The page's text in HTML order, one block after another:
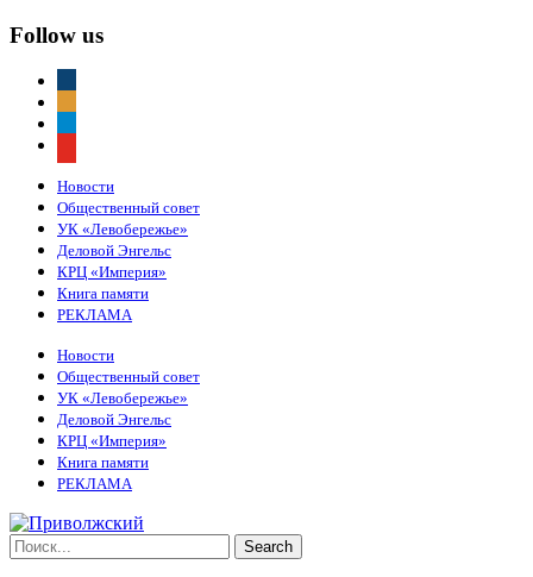
Follow us
Новости
Общественный совет
УК «Левобережье»
Деловой Энгельс
КРЦ «Империя»
Книга памяти
РЕКЛАМА
Новости
Общественный совет
УК «Левобережье»
Деловой Энгельс
КРЦ «Империя»
Книга памяти
РЕКЛАМА